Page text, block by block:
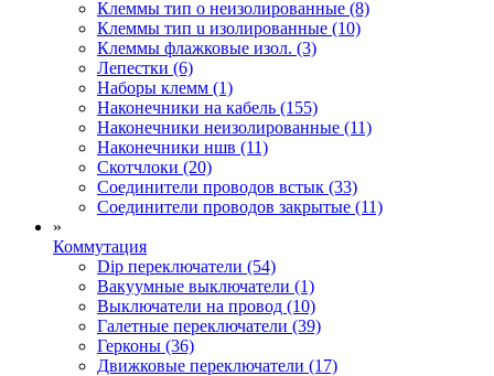
Клеммы тип o неизолированные (8)
Клеммы тип u изолированные (10)
Клеммы флажковые изол. (3)
Лепестки (6)
Наборы клемм (1)
Наконечники на кабель (155)
Наконечники неизолированные (11)
Наконечники ншв (11)
Скотчлоки (20)
Соединители проводов встык (33)
Соединители проводов закрытые (11)
»
Коммутация
Dip переключатели (54)
Вакуумные выключатели (1)
Выключатели на провод (10)
Галетные переключатели (39)
Герконы (36)
Движковые переключатели (17)